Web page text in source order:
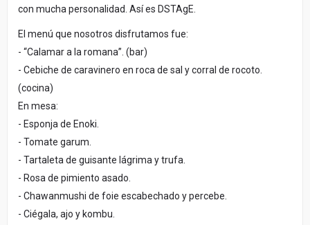
con mucha personalidad. Así es DSTAgE.
El menú que nosotros disfrutamos fue:
- “Calamar a la romana”. (bar)
- Cebiche de caravinero en roca de sal y corral de rocoto.
(cocina)
En mesa:
- Esponja de Enoki.
- Tomate garum.
- Tartaleta de guisante lágrima y trufa.
- Rosa de pimiento asado.
- Chawanmushi de foie escabechado y percebe.
- Ciégala, ajo y kombu.